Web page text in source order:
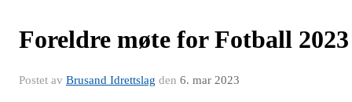
Foreldre møte for Fotball 2023
Postet av Brusand Idrettslag den 6. mar 2023